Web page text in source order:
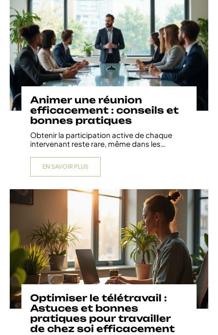
Animer une réunion
efficacement : conseils et
bonnes pratiques
Obtenir la participation active de chaque
intervenant reste rare, même dans les
EN SAVOIR PLUS
Optimiser le télétravail :
Astuces et bonnes
pratiques pour travailler
de chez soi efficacement